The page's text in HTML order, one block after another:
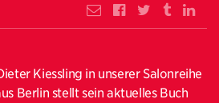
Kiessling in unserer Salonreihe
Berlin stellt sein aktuelles Buch